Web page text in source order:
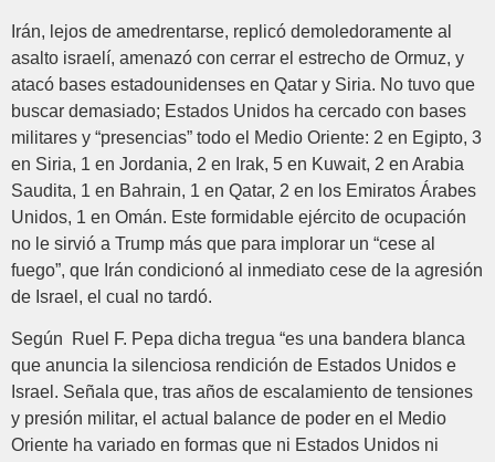
Irán, lejos de amedrentarse, replicó demoledoramente al
asalto israelí, amenazó con cerrar el estrecho de Ormuz, y
atacó bases estadounidenses en Qatar y Siria. No tuvo que
buscar demasiado; Estados Unidos ha cercado con bases
militares y “presencias” todo el Medio Oriente: 2 en Egipto, 3
en Siria, 1 en Jordania, 2 en Irak, 5 en Kuwait, 2 en Arabia
Saudita, 1 en Bahrain, 1 en Qatar, 2 en los Emiratos Árabes
Unidos, 1 en Omán. Este formidable ejército de ocupación
no le sirvió a Trump más que para implorar un “cese al
fuego”, que Irán condicionó al inmediato cese de la agresión
de Israel, el cual no tardó.
Según Ruel F. Pepa dicha tregua “es una bandera blanca
que anuncia la silenciosa rendición de Estados Unidos e
Israel. Señala que, tras años de escalamiento de tensiones
y presión militar, el actual balance de poder en el Medio
Oriente ha variado en formas que ni Estados Unidos ni